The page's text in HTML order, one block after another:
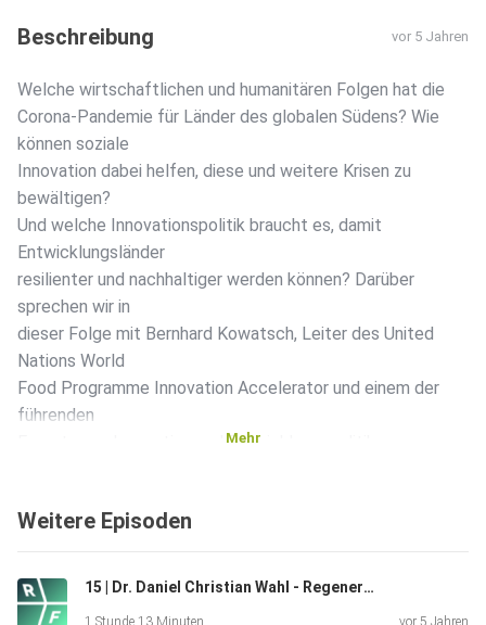
Beschreibung vor 5 Jahren
Welche wirtschaftlichen und humanitären Folgen hat die
Corona-Pandemie für Länder des globalen Südens? Wie
können soziale
Innovation dabei helfen, diese und weitere Krisen zu
bewältigen?
Und welche Innovationspolitik braucht es, damit
Entwicklungsländer
resilienter und nachhaltiger werden können? Darüber
sprechen wir in
dieser Folge mit Bernhard Kowatsch, Leiter des United
Nations World
Food Programme Innovation Accelerator und einem der
führenden
Experten zu Innovation und Entwicklungspolitik.
denn seit 2016
Development Goal
Ziel 2 umzusetzen- also eine Welt ohne Hunger zu
Mehr
Weitere Episoden
15 | Dr. Daniel Christian Wahl - Regenerative Kulturen
1 Stunde 13 Minuten vor 5 Jahren